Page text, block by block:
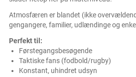
Atmosfæren er blandet (ikke
gengangere, familier, udlændinge og
Perfekt til:
Førstegangsbesøgende
Taktiske fans (fodbold/rugby)
Konstant, uhindret udsyn